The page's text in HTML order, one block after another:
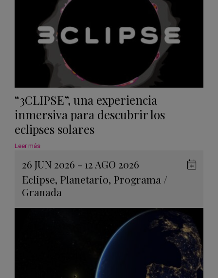
“3CLIPSE”, una experiencia
inmersiva para descubrir los
eclipses solares
Leer más
26 JUN 2026 - 12 AGO 2026
Eclipse, Planetario, Programa /
Granada